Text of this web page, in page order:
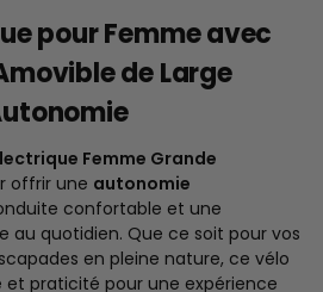
pour Femme avec
de Large
Femme Grande
offrir une autonomie
confortable et une
au quotidien. Que ce soit pour vos
en pleine nature, ce vélo
et praticité pour une expérience